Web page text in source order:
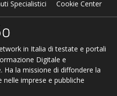
Specialistici
Cookie Center
in Italia di testate e portali
Digitale e
Ha la missione di diffondere la
imprese e pubbliche